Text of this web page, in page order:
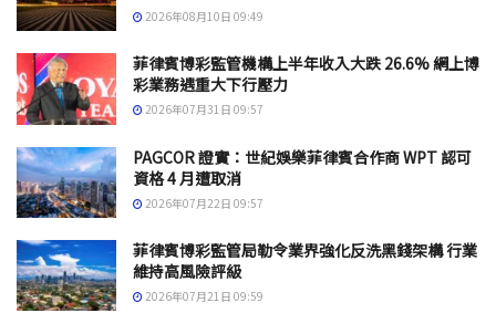
2026年08月10日 09:49
菲律賓博彩監管機構上半年收入大跌 26.6% 網上博
彩業務遇重大下行壓力
2026年07月31日 09:57
PAGCOR 證實：世紀娛樂菲律賓合作商 WPT 認可
資格 4 月遭取消
2026年07月22日 09:57
菲律賓博彩監管局勒令業界強化反洗黑錢架構 行業
維持高風險評級
2026年07月21日 09:59